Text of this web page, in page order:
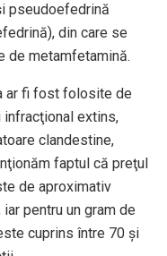
pseudoefedrină
din care se
de metamfetamină.
ar fi fost folosite de
extins,
clandestine,
faptul că preţul
de aproximativ
pentru un gram de
cuprins între 70 şi